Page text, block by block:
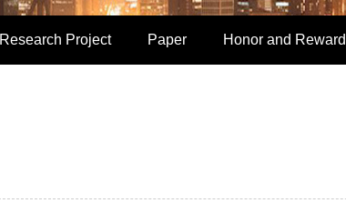
Research Project Paper Honor and Reward